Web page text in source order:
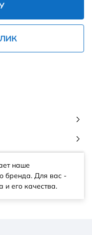
наше
бренда. Для вас -
и его качества.